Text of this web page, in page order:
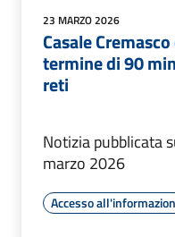
23 MARZO 2026
Casale
termine di 90
reti
Notizia pubblicata
marzo 2026
Accesso